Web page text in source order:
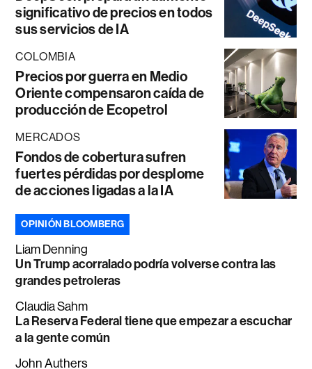
significativo de precios en todos
sus servicios de IA
COLOMBIA
Precios por guerra en Medio
Oriente compensaron caída de
producción de Ecopetrol
MERCADOS
Fondos de cobertura sufren
fuertes pérdidas por desplome
de acciones ligadas a la IA
OPINIÓN BLOOMBERG
Liam Denning
Un Trump acorralado podría volverse contra las
grandes petroleras
Claudia Sahm
La Reserva Federal tiene que empezar a escuchar
a la gente común
John Authers